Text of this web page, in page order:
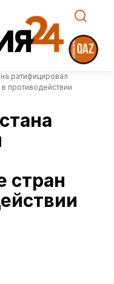
ратифицировал
противодействии
стран